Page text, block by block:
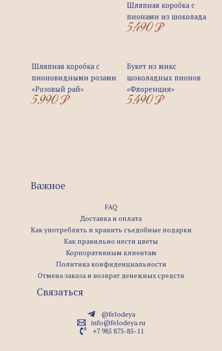
Шляпная коробка с
пионами из шоколада
5.490₽
Шляпная коробка с
пионовидными розами
«Розовый рай»
5.990₽
Букет из микс
шоколадных пионов
«Флоренция»
5.490₽
Важное
FAQ
Доставка и оплата
Как употреблять и хранить съедобные подарки
Как правильно нести цветы
Корпоративным клиентам
Политика конфиденциальности
Отмена заказа и возврат денежных средств
Связаться
@felodeya
info@felodeya.ru
+7 985 875-85-11